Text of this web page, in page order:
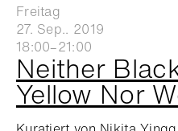
Freitag
27. Sep.. 2019
18:00–21:00
Neither
Yellow Nor